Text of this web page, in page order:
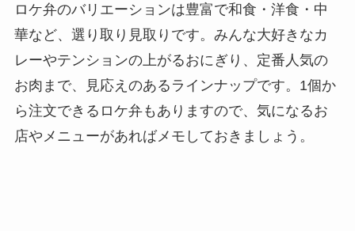
ロケ弁のバリエーションは豊富で和食・洋食・中
華など、選り取り見取りです。みんな大好きなカ
レーやテンションの上がるおにぎり、定番人気の
お肉まで、見応えのあるラインナップです。1個か
ら注文できるロケ弁もありますので、気になるお
店やメニューがあればメモしておきましょう。